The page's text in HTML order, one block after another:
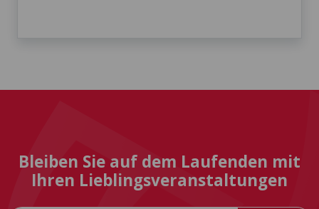
Bleiben Sie auf dem Laufenden mit
Ihren Lieblingsveranstaltungen